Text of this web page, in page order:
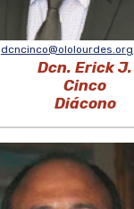
dcncinco@ololourdes.org
Dcn. Erick J.
Cinco
Diácono